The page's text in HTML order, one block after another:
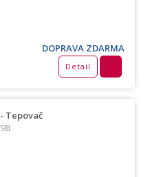
DOPRAVA ZDARMA
Detail
- Tepovač